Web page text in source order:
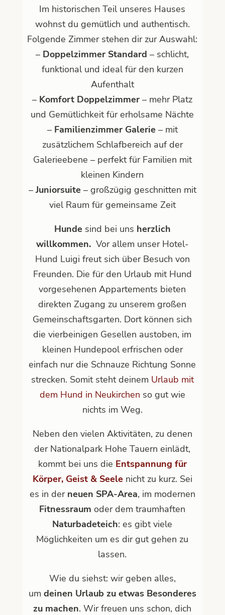
Im historischen Teil unseres Hauses
wohnst du gemütlich und authentisch.
Folgende Zimmer stehen dir zur Auswahl:
– Doppelzimmer Standard – schlicht,
funktional und ideal für den kurzen
Aufenthalt
– Komfort Doppelzimmer – mehr Platz
und Gemütlichkeit für erholsame Nächte
– Familienzimmer Galerie– mit
zusätzlichem Schlafbereich auf der
Galerieebene – perfekt für Familien mit
kleinen Kindern
–Juniorsuite– großzügig geschnitten mit
viel Raum für gemeinsame Zeit
Hunde sind bei uns herzlich
willkommen. Vor allem unser Hotel-
Hund Luigi freut sich über Besuch von
Freunden. Die für den Urlaub mit Hund
vorgesehenen Appartements bieten
direkten Zugang zu unserem großen
Gemeinschaftsgarten. Dort können sich
die vierbeinigen Gesellen austoben, im
kleinen Hundepool erfrischen oder
einfach nur die Schnauze Richtung Sonne
strecken. Somit steht deinem Urlaub mit
dem Hund in Neukirchen so gut wie
nichts im Weg.
Neben den vielen Aktivitäten, zu denen
der Nationalpark Hohe Tauern einlädt,
kommt bei uns die Entspannung für
Körper, Geist & Seele nicht zu kurz. Sei
es in der neuen SPA-Area, im modernen
Fitnessraumoder dem traumhaften
Naturbadeteich: es gibt viele
Möglichkeiten um es dir gut gehen zu
lassen.
Wie du siehst: wir geben alles,
um deinen Urlaub zu etwas Besonderes
zu machen. Wir freuen uns schon, dich